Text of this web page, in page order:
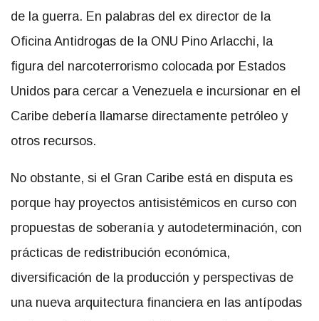
de la guerra. En palabras del ex director de la
Oficina Antidrogas de la ONU Pino Arlacchi, la
figura del narcoterrorismo colocada por Estados
Unidos para cercar a Venezuela e incursionar en el
Caribe debería llamarse directamente petróleo y
otros recursos.
No obstante, si el Gran Caribe está en disputa es
porque hay proyectos antisistémicos en curso con
propuestas de soberanía y autodeterminación, con
prácticas de redistribución económica,
diversificación de la producción y perspectivas de
una nueva arquitectura financiera en las antípodas